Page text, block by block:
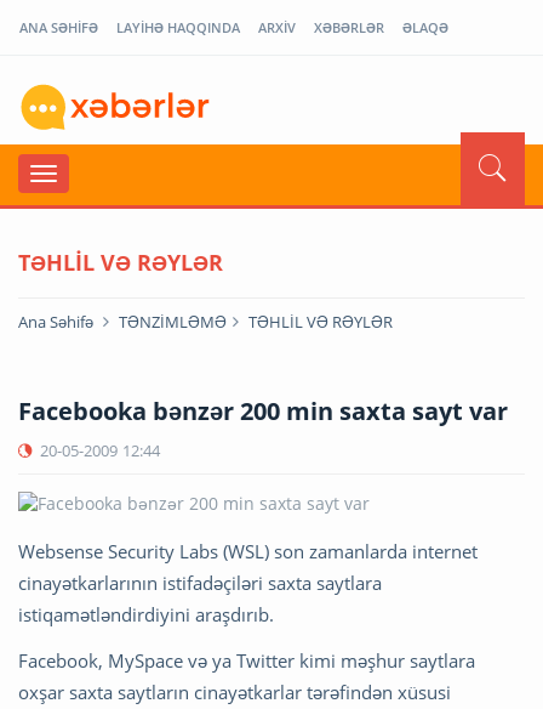
ANA SƏHİFƏ LAYİHƏ HAQQINDA ARXİV XƏBƏRLƏR ƏLAQƏ
TƏHLİL VƏ RƏYLƏR
Ana Səhifə TƏNZİMLƏMƏ TƏHLİL VƏ RƏYLƏR
Facebooka bənzər 200 min saxta sayt var
20-05-2009 12:44
Websense Security Labs (WSL) son zamanlarda internet
cinayətkarlarının istifadəçiləri saxta saytlara
istiqamətləndirdiyini araşdırıb.
Facebook, MySpace və ya Twitter kimi məşhur saytlara
oxşar saxta saytların cinayətkarlar tərəfindən xüsusi